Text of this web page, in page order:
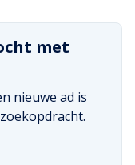
met
nieuwe ad is